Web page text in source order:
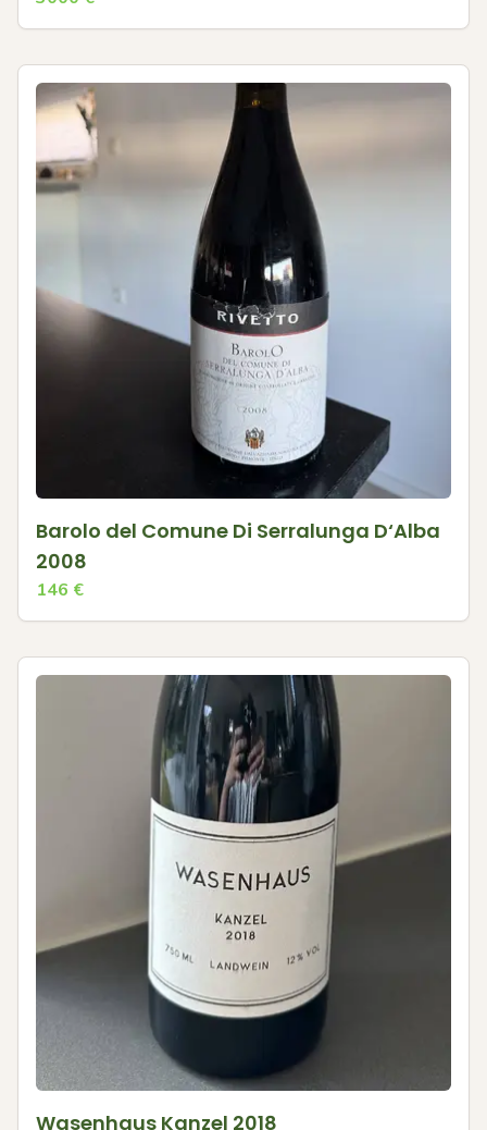
Barolo del Comune Di Serralunga D‘Alba
2008
146 €
Wasenhaus Kanzel 2018